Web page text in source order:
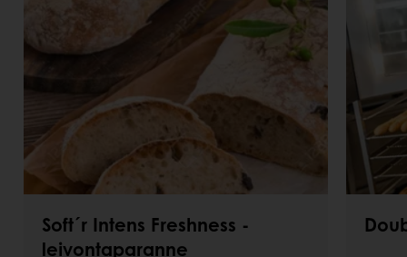
Soft´r Intens Freshness -
leivontaparanne